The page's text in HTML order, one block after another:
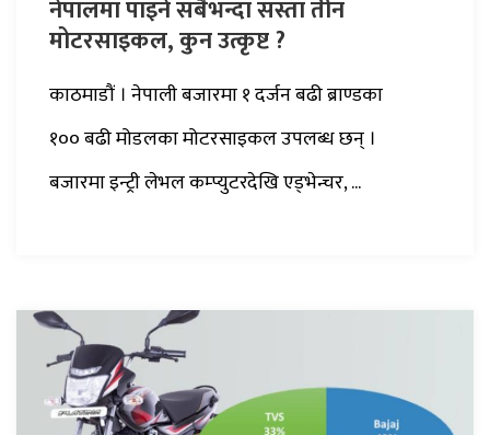
नेपालमा पाइने सबैभन्दा सस्ता तीन
मोटरसाइकल, कुन उत्कृष्ट ?
काठमाडौं । नेपाली बजारमा १ दर्जन बढी ब्राण्डका
१०० बढी मोडलका मोटरसाइकल उपलब्ध छन् ।
बजारमा इन्ट्री लेभल कम्प्युटरदेखि एड्भेन्चर, ...